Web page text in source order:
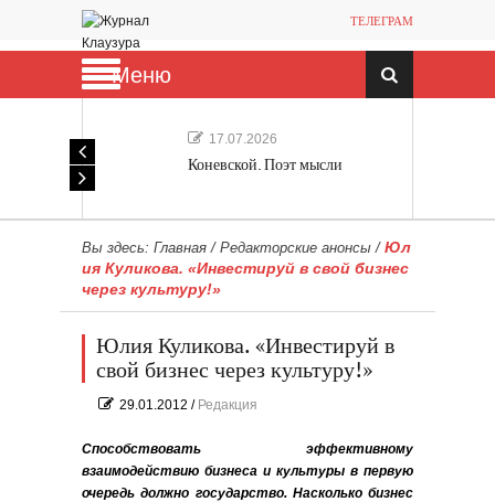
ТЕЛЕГРАМ
Меню
17.07.2026
Коневской. Поэт мысли
Вы здесь: Главная / Редакторские анонсы / Юл
ия Куликова. «Инвестируй в свой бизнес
через культуру!»
Юлия Куликова. «Инвестируй в
свой бизнес через культуру!»
29.01.2012 / Редакция
Способствовать эффективному
взаимодействию бизнеса и культуры в первую
очередь должно государство. Насколько бизнес